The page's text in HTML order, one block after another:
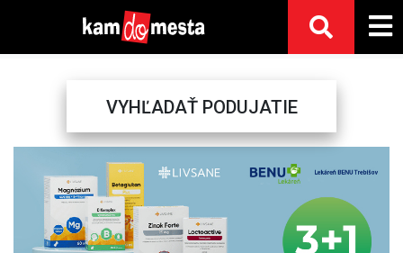
VYHĽADAŤ PODUJATIE
Previous Next